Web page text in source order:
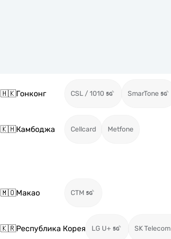
🇭🇰Гонконг CSL / 1010 SmarTone
🇰🇭Камбоджа Cellcard Metfone
🇲🇴Макао CTM
🇰🇷Республика Корея LG U+ SK Telecom